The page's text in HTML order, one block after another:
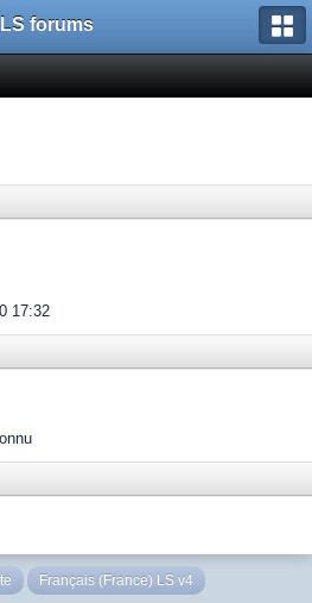
LS forums
17:32
Français (France) LS v4